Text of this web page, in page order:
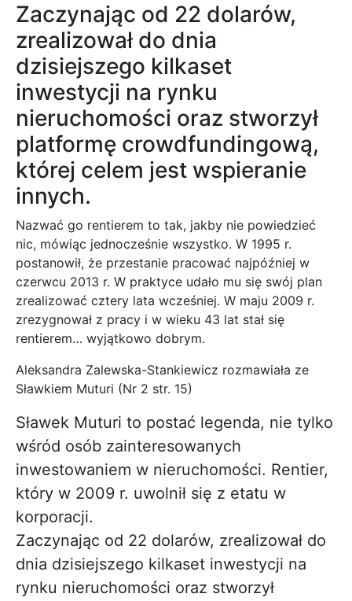
Zaczynając od 22 dolarów,
zrealizował do dnia
dzisiejszego kilkaset
inwestycji na rynku
nieruchomości oraz stworzył
platformę crowdfundingową,
której celem jest wspieranie
innych.
Nazwać go rentierem to tak, jakby nie powiedzieć
nic, mówiąc jednocześnie wszystko. W 1995 r.
postanowił, że przestanie pracować najpóźniej w
czerwcu 2013 r. W praktyce udało mu się swój plan
zrealizować cztery lata wcześniej. W maju 2009 r.
zrezygnował z pracy i w wieku 43 lat stał się
rentierem… wyjątkowo dobrym.
Aleksandra Zalewska-Stankiewicz rozmawiała ze
Sławkiem Muturi (Nr 2 str. 15)
Sławek Muturi to postać legenda, nie tylko
wśród osób zainteresowanych
inwestowaniem w nieruchomości. Rentier,
który w 2009 r. uwolnił się z etatu w
korporacji.
Zaczynając od 22 dolarów, zrealizował do
dnia dzisiejszego kilkaset inwestycji na
rynku nieruchomości oraz stworzył